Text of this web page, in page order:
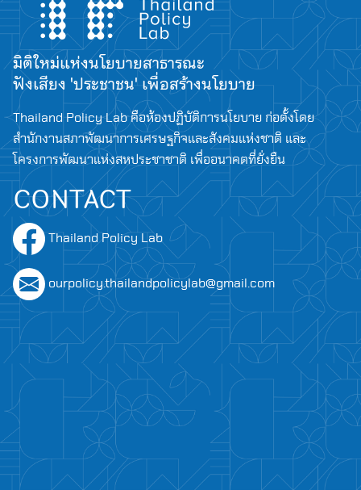
มิติใหม่แห่งนโยบายสาธารณะ
ฟังเสียง 'ประชาชน' เพื่อสร้างนโยบาย
Thailand Policy Lab คือห้องปฏิบัติการนโยบาย ก่อตั้งโดย
สำนักงานสภาพัฒนาการเศรษฐกิจและสังคมแห่งชาติ และ
โครงการพัฒนาแห่งสหประชาชาติ เพื่ออนาคตที่ยั่งยืน
CONTACT
Thailand Policy Lab
ourpolicy.thailandpolicylab@gmail.com